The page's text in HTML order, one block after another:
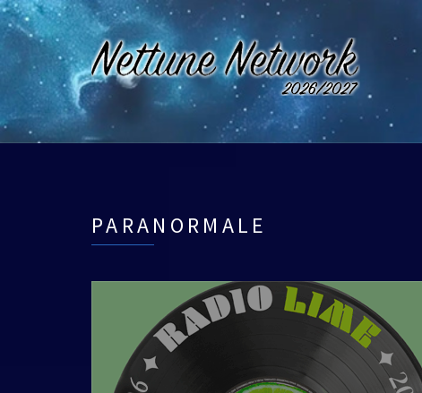
PARANORMALE